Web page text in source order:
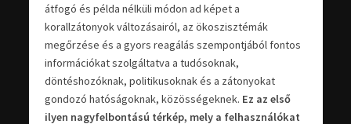
átfogó és példa nélküli módon ad képet a
korallzátonyok változásairól, az ökoszisztémák
megőrzése és a gyors reagálás szempontjából fontos
információkat szolgáltatva a tudósoknak,
döntéshozóknak, politikusoknak és a zátonyokat
gondozó hatóságoknak, közösségeknek. Ez az első
ilyen nagyfelbontású térkép, mely a felhasználókat